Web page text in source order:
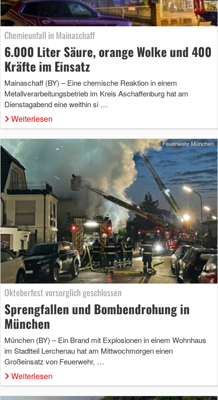
Chemieunfall in Mainaschaff
6.000 Liter Säure, orange Wolke und 400
Kräfte im Einsatz
Mainaschaff (BY) – Eine chemische Reaktion in einem
Metallverarbeitungsbetrieb im Kreis Aschaffenburg hat am
Dienstagabend eine weithin si …
Weiterlesen
Oktoberfest vorsorglich geschlossen
Sprengfallen und Bombendrohung in
München
München (BY) – Ein Brand mit Explosionen in einem Wohnhaus
im Stadtteil Lerchenau hat am Mittwochmorgen einen
Großeinsatz von Feuerwehr, …
Weiterlesen